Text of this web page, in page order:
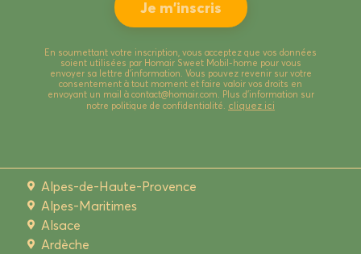
En soumettant votre inscription, vous acceptez que vos données
soient utilisées par Homair Sweet Mobil-home pour vous
envoyer sa lettre d’information. Vous pouvez revenir sur votre
consentement à tout moment et faire valoir vos droits en
envoyant un mail à contact@homair.com. Plus d’information sur
notre politique de confidentialité. cliquez ici
Alpes-de-Haute-Provence
Alpes-Maritimes
Alsace
Ardèche